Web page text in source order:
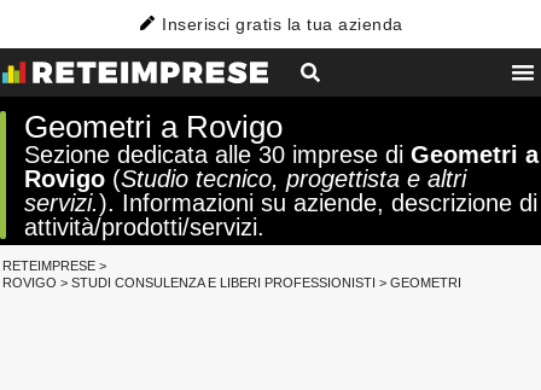
Inserisci gratis la tua azienda
Geometri a Rovigo
Sezione dedicata alle 30 imprese di Geometri a
Rovigo (Studio tecnico, progettista e altri
servizi.). Informazioni su aziende, descrizione di
attività/prodotti/servizi.
RETEIMPRESE >
ROVIGO > STUDI CONSULENZA E LIBERI PROFESSIONISTI > GEOMETRI